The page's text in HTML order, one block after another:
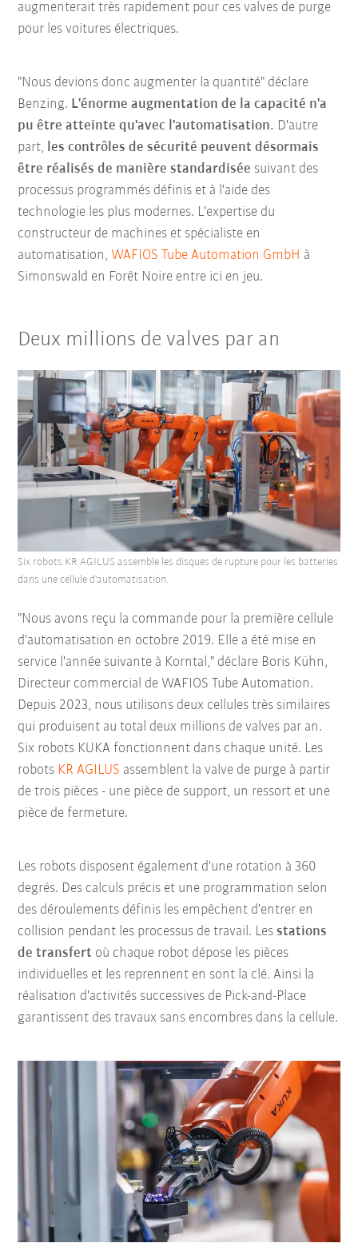
augmenterait très rapidement pour ces valves de purge
pour les voitures électriques.
"Nous devions donc augmenter la quantité" déclare
Benzing. L'énorme augmentation de la capacité n'a
pu être atteinte qu'avec l'automatisation. D'autre
part, les contrôles de sécurité peuvent désormais
être réalisés de manière standardisée suivant des
processus programmés définis et à l'aide des
technologie les plus modernes. L'expertise du
constructeur de machines et spécialiste en
automatisation,WAFIOS Tube Automation GmbH à
Simonswald en Forêt Noire entre ici en jeu.
Deux millions de valves par an
"Nous avons reçu la commande pour la première cellule
d'automatisation en octobre 2019. Elle a été mise en
service l'année suivante à Korntal," déclare Boris Kühn,
Directeur commercial de WAFIOS Tube Automation.
Depuis 2023, nous utilisons deux cellules très similaires
qui produisent au total deux millions de valves par an.
Six robots KUKA fonctionnent dans chaque unité. Les
robots KR AGILUS assemblent la valve de purge à partir
de trois pièces - une pièce de support, un ressort et une
pièce de fermeture.
Six robots KR AGILUS assemble les disques de rupture pour les batteries
dans une cellule d'automatisation.
Les robots disposent également d'une rotation à 360
degrés. Des calculs précis et une programmation selon
des déroulements définis les empêchent d'entrer en
collision pendant les processus de travail. Lesstations
de transfert où chaque robot dépose les pièces
individuelles et les reprennent en sont la clé. Ainsi la
réalisation d'activités successives de Pick-and-Place
garantissent des travaux sans encombres dans la cellule.